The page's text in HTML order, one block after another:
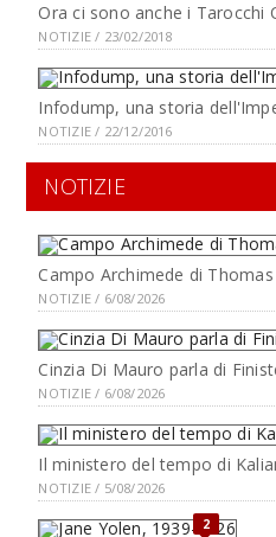
Ora ci sono anche i Tarocchi
NOTIZIE / 23/02/2018
Infodump, una storia
NOTIZIE / 22/12/2016
NOTIZIE
Campo Archimede di
NOTIZIE / 6/08/2026
Cinzia Di Mauro parla di
NOTIZIE / 6/08/2026
Il ministero del tempo di
NOTIZIE / 5/08/2026
2